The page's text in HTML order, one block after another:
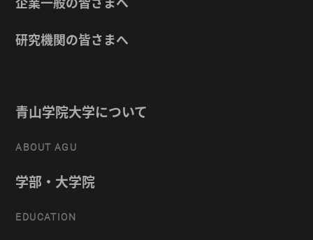
研究機関の皆さまへ
青山学院大学について
ABOUT AGU
学部・大学院
EDUCATION